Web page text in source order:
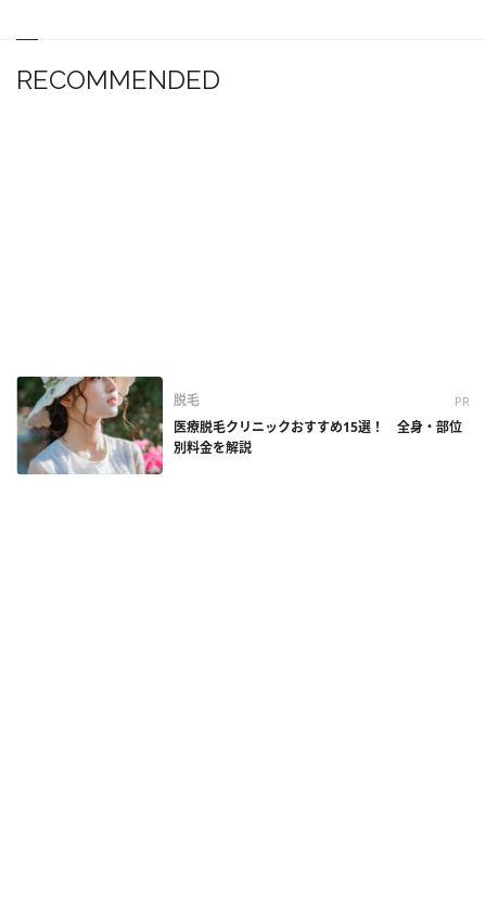
RECOMMENDED
脱毛 PR
医療脱毛クリニックおすすめ15選！ 全身・部位
別料金を解説